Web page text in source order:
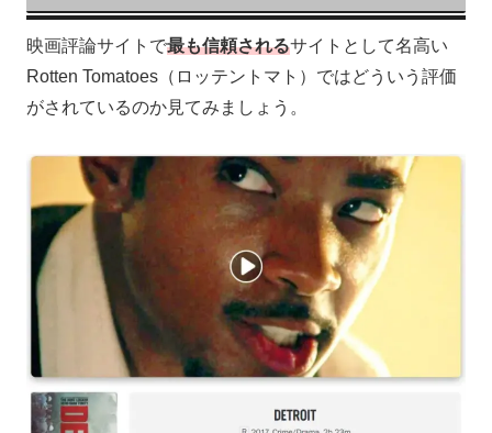
映画評論サイトで最も信頼されるサイトとして名高い
Rotten Tomatoes（ロッテントマト）ではどういう評価
がされているのか見てみましょう。